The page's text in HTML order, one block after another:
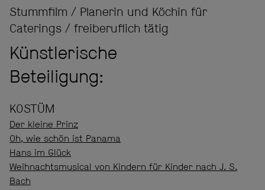
Stummfilm / Planerin und Köchin für
Caterings / freiberuflich tätig
Künstlerische
Beteiligung:
KOSTÜM
Der kleine Prinz
Oh, wie schön ist Panama
Hans im Glück
Weihnachtsmusical von Kindern für Kinder nach J. S.
Bach